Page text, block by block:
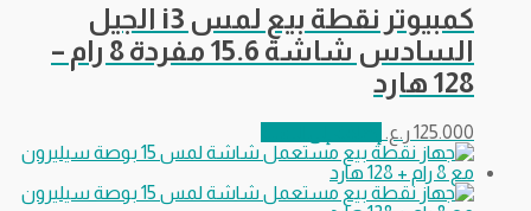
كمبيوتر نقطة بيع لمس i3 الجيل
السادس شاشة 15.6 مفردة 8 رام –
128 هارد
125.000 ر.ع.